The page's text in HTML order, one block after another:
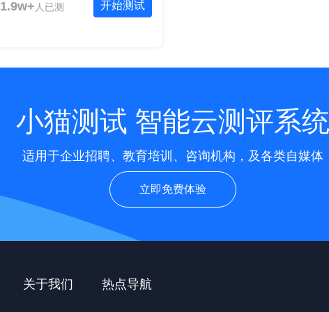
开始测试
1.9w+ 人已测
小猫测试 智能云测评系统
适用于企业招聘、教育培训、咨询机构，及各类自媒体
立即免费体验
关于我们 热点导航